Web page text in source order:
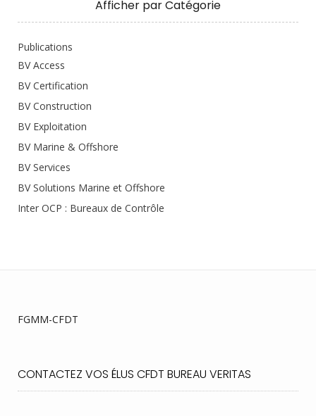
Afficher par Catégorie
Publications
BV Access
BV Certification
BV Construction
BV Exploitation
BV Marine & Offshore
BV Services
BV Solutions Marine et Offshore
Inter OCP : Bureaux de Contrôle
FGMM-CFDT
CONTACTEZ VOS ÉLUS CFDT BUREAU VERITAS